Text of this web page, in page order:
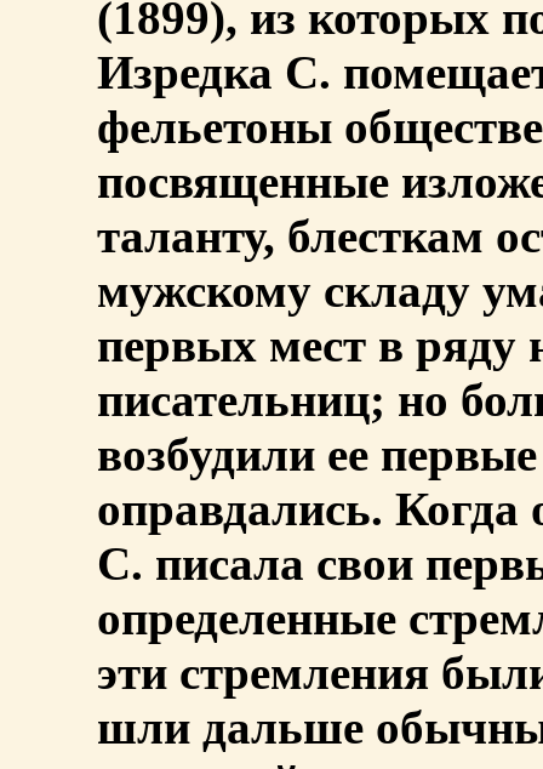
(1899), из которых
Изредка С.
фельетоны
посвященные
таланту, блесткам
мужскому складу
первых мест в
писательниц; но
возбудили ее
оправдались.
С. писала свои
определенные
эти стремления
шли дальше